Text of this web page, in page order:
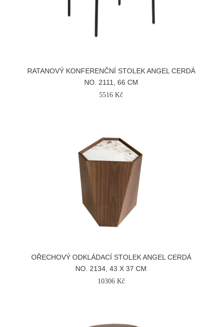
RATANOVÝ KONFERENČNÍ STOLEK ANGEL CERDÁ
NO. 2111, 66 CM
5516 Kč
OŘECHOVÝ ODKLÁDACÍ STOLEK ANGEL CERDÁ
NO. 2134, 43 X 37 CM
10306 Kč